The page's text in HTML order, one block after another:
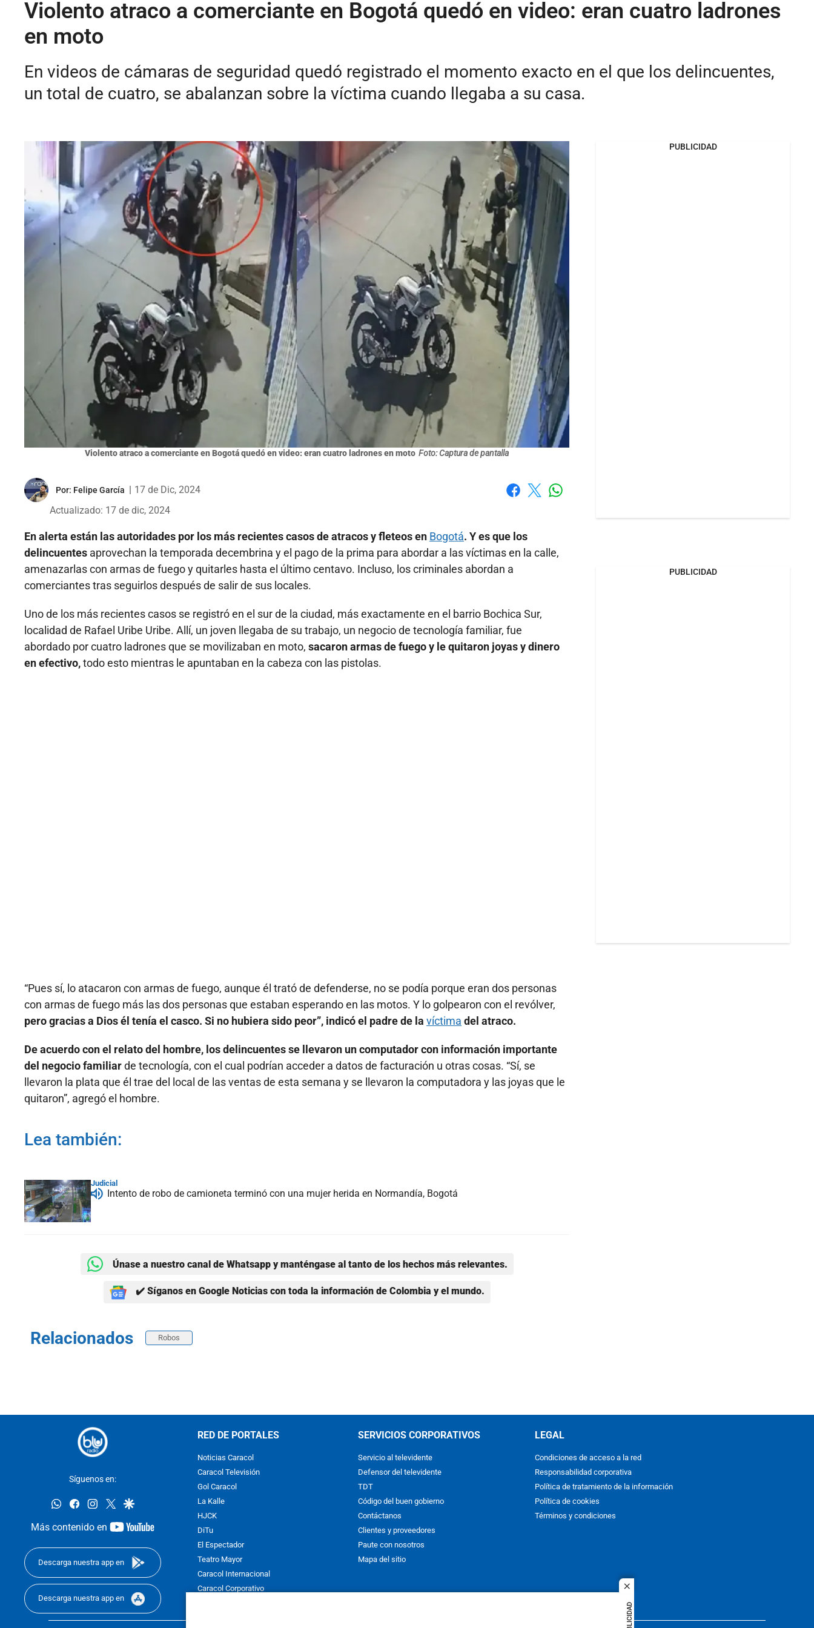
close
Violento atraco a comerciante en Bogotá quedó en video: eran cuatro ladrones
en moto
En videos de cámaras de seguridad quedó registrado el momento exacto en el que los delincuentes,
un total de cuatro, se abalanzan sobre la víctima cuando llegaba a su casa.
Violento atraco a comerciante en Bogotá quedó en video: eran cuatro ladrones en moto Foto: Captura de pantalla
Por: Felipe García
17 de Dic, 2024
Actualizado: 17 de dic, 2024
En alerta están las autoridades por los más recientes casos de atracos y fleteos en Bogotá. Y es que los
delincuentes aprovechan la temporada decembrina y el pago de la prima para abordar a las víctimas en la calle,
amenazarlas con armas de fuego y quitarles hasta el último centavo. Incluso, los criminales abordan a
comerciantes tras seguirlos después de salir de sus locales.
Uno de los más recientes casos se registró en el sur de la ciudad, más exactamente en el barrio Bochica Sur,
localidad de Rafael Uribe Uribe. Allí, un joven llegaba de su trabajo, un negocio de tecnología familiar, fue
abordado por cuatro ladrones que se movilizaban en moto, sacaron armas de fuego y le quitaron joyas y dinero
en efectivo,todo esto mientras le apuntaban en la cabeza con las pistolas.
“Pues sí, lo atacaron con armas de fuego, aunque él trató de defenderse, no se podía porque eran dos personas
con armas de fuego más las dos personas que estaban esperando en las motos. Y lo golpearon con el revólver,
pero gracias a Dios él tenía el casco. Si no hubiera sido peor”, indicó el padre de la víctima del atraco.
De acuerdo con el relato del hombre, los delincuentes se llevaron un computador con información importante
del negocio familiarde tecnología, con el cual podrían acceder a datos de facturación u otras cosas. “Sí, se
llevaron la plata que él trae del local de las ventas de esta semana y se llevaron la computadora y las joyas que le
quitaron”, agregó el hombre.
Lea también:
Judicial
Intento de robo de camioneta terminó con una mujer herida en Normandía, Bogotá
Únase a nuestro canal de Whatsapp y manténgase al tanto de los hechos más relevantes.
✔️ Síganos en Google Noticias con toda la información de Colombia y el mundo.
Relacionados Robos
PUBLICIDAD
PUBLICIDAD
Síguenos en:
whatsappfacebookinstagram
twittergoogle
Más contenido en
youtube-
Descarga nuestra app en
Descarga nuestra app en
RED DE PORTALES
Noticias Caracol
Caracol Televisión
Gol Caracol
La Kalle
HJCK
DiTu
El Espectador
Teatro Mayor
Caracol Internacional
Caracol Corporativo
SERVICIOS CORPORATIVOS
Servicio al televidente
Defensor del televidente
TDT
Código del buen gobierno
Contáctanos
Clientes y proveedores
Paute con nosotros
Mapa del sitio
LEGAL
Condiciones de acceso a la red
Responsabilidad corporativa
Política de tratamiento de la información
Política de cookies
Términos y condiciones